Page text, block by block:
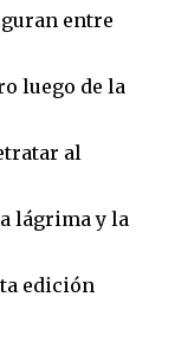
entre
luego de la
al
lágrima y la
edición